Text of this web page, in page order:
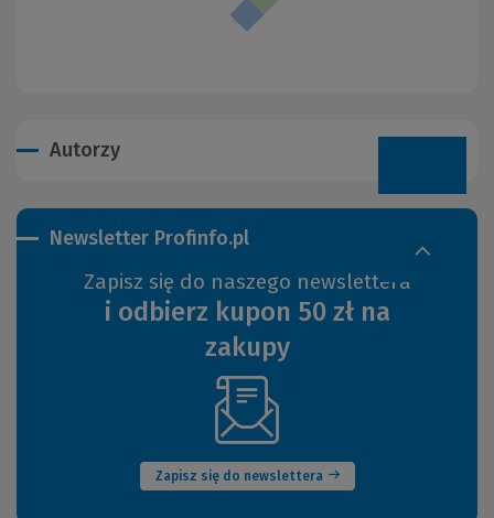
Autorzy
Newsletter Profinfo.pl
Zapisz się do naszego newslettera
i odbierz kupon 50 zł na
zakupy
Zapisz się do newslettera
(Nowe
okno)